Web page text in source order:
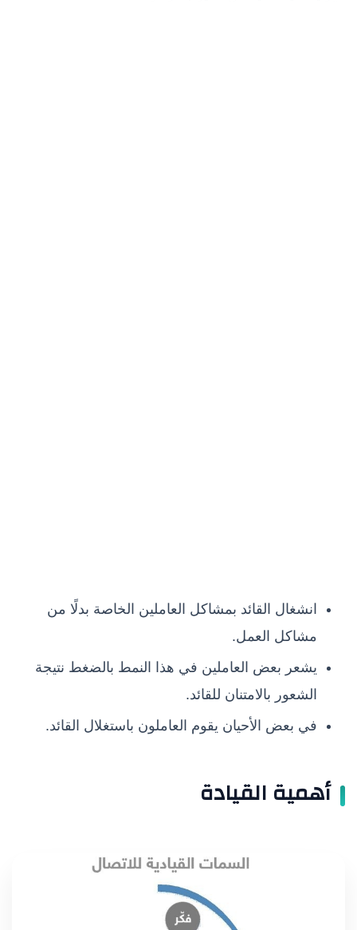
انشغال القائد بمشاكل العاملين الخاصة بدلًا من
مشاكل العمل.
يشعر بعض العاملين في هذا النمط بالضغط نتيجة
الشعور بالامتنان للقائد.
في بعض الأحيان يقوم العاملون باستغلال القائد.
أهمية القيادة